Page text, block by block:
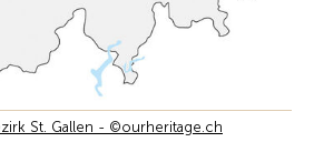
St. Gallen - ©ourheritage.ch